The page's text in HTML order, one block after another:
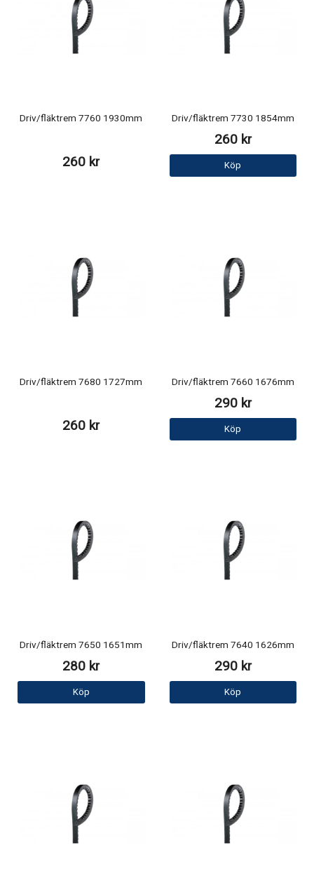
Driv/fläktrem 7760 1930mm
260 kr
Driv/fläktrem 7730 1854mm
260 kr
Köp
Driv/fläktrem 7680 1727mm
260 kr
Driv/fläktrem 7660 1676mm
290 kr
Köp
Driv/fläktrem 7650 1651mm
280 kr
Köp
Driv/fläktrem 7640 1626mm
290 kr
Köp